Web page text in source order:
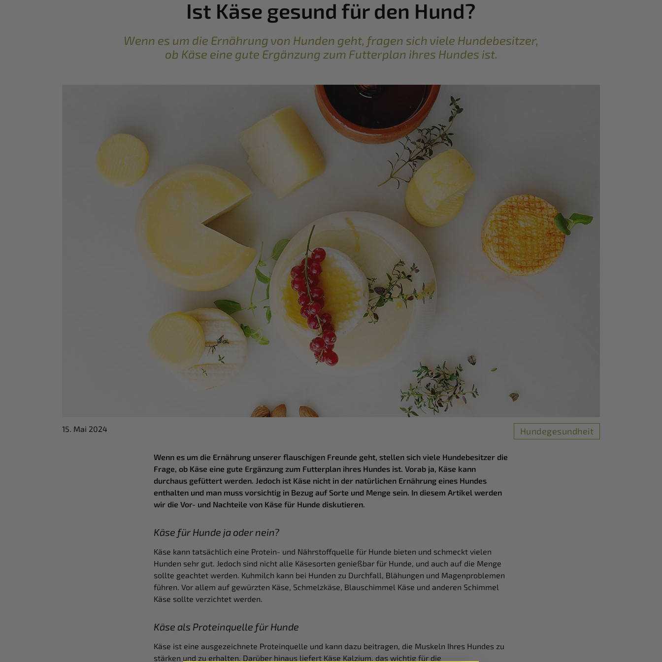
Ist Käse gesund für den Hund?
Wenn es um die Ernährung von Hunden geht, fragen sich viele Hundebesitzer,
ob Käse eine gute Ergänzung zum Futterplan ihres Hundes ist.
15. Mai 2024 Hundegesundheit
Wenn es um die Ernährung unserer flauschigen Freunde geht, stellen sich viele Hundebesitzer die
Frage, ob Käse eine gute Ergänzung zum Futterplan ihres Hundes ist. Vorab ja, Käse kann
durchaus gefüttert werden. Jedoch ist Käse nicht in der natürlichen Ernährung eines Hundes
enthalten und man muss vorsichtig in Bezug auf Sorte und Menge sein. In diesem Artikel werden
wir die Vor- und Nachteile von Käse für Hunde diskutieren.
Käse für Hunde ja oder nein?
Käse kann tatsächlich eine Protein- und Nährstoffquelle für Hunde bieten und schmeckt vielen
Hunden sehr gut. Jedoch sind nicht alle Käsesorten genießbar für Hunde, und auch auf die Menge
sollte geachtet werden. Kuhmilch kann bei Hunden zu Durchfall, Blähungen und Magenproblemen
führen. Vor allem auf gewürzten Käse, Schmelzkäse, Blauschimmel Käse und anderen Schimmel
Käse sollte verzichtet werden.
Käse als Proteinquelle für Hunde
Käse ist eine ausgezeichnete Proteinquelle und kann dazu beitragen, die Muskeln Ihres Hundes zu
stärken und zu erhalten. Darüber hinaus liefert Käse Kalzium, das wichtig für die